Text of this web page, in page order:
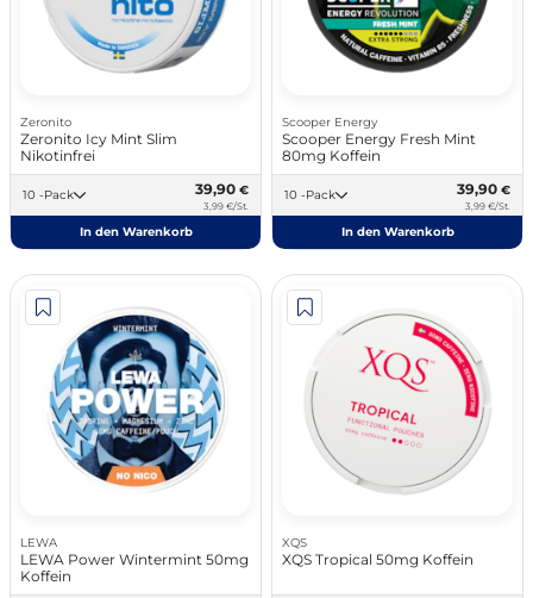
Zeronito
Zeronito Icy Mint Slim
Nikotinfrei
10 -Pack 39,90 €
3,99 €/St.
In den Warenkorb
Scooper Energy
Scooper Energy Fresh Mint
80mg Koffein
10 -Pack 39,90 €
3,99 €/St.
In den Warenkorb
LEWA
LEWA Power Wintermint 50mg
Koffein
XQS
XQS Tropical 50mg Koffein